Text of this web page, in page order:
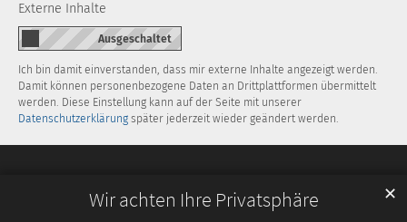
Wir achten Ihre Privatsphäre ✕
Externe Inhalte
Ich bin damit einverstanden, dass mir externe Inhalte angezeigt werden.
Damit können personenbezogene Daten an Drittplattformen übermittelt
werden. Diese Einstellung kann auf der Seite mit unserer
Datenschutzerklärung später jederzeit wieder geändert werden.